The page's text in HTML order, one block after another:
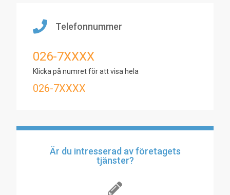
Telefonnummer
026-7XXXX
Klicka på numret för att visa hela
026-7XXXX
Är du intresserad av företagets
tjänster?